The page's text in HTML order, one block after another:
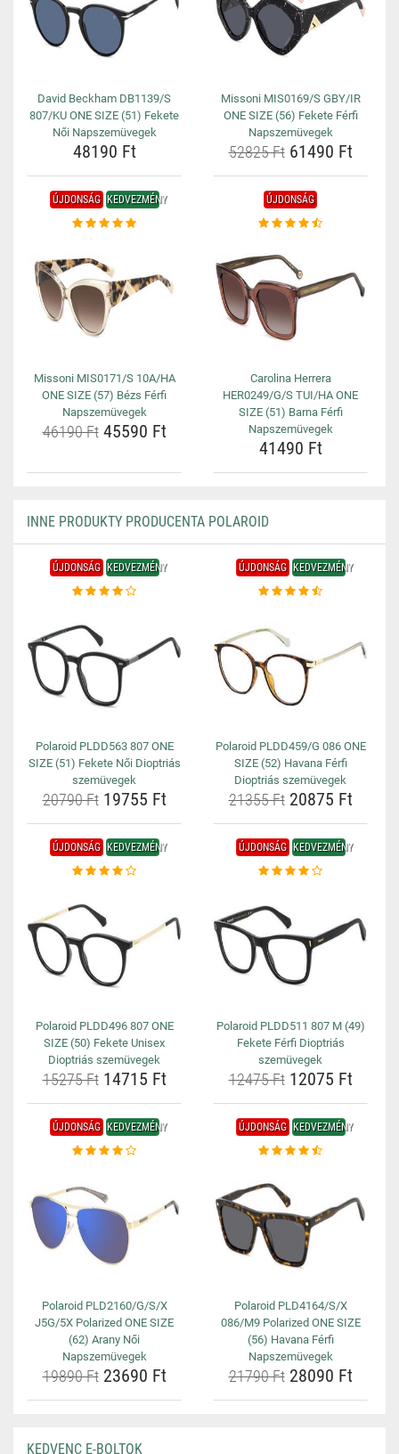
David Beckham DB1139/S
807/KU ONE SIZE (51) Fekete
Női Napszemüvegek
48190 Ft
Missoni MIS0169/S GBY/IR
ONE SIZE (56) Fekete Férfi
Napszemüvegek
52825 Ft61490 Ft
ÚJDONSÁG KEDVEZMÉNY
Missoni MIS0171/S 10A/HA
ONE SIZE (57) Bézs Férfi
Napszemüvegek
46190 Ft45590 Ft
ÚJDONSÁG
Carolina Herrera
HER0249/G/S TUI/HA ONE
SIZE (51) Barna Férfi
Napszemüvegek
41490 Ft
INNE PRODUKTY PRODUCENTA POLAROID
ÚJDONSÁG KEDVEZMÉNY
Polaroid PLDD563 807 ONE
SIZE (51) Fekete Női Dioptriás
szemüvegek
20790 Ft19755 Ft
ÚJDONSÁG KEDVEZMÉNY
Polaroid PLDD459/G 086 ONE
SIZE (52) Havana Férfi
Dioptriás szemüvegek
21355 Ft20875 Ft
ÚJDONSÁG KEDVEZMÉNY
Polaroid PLDD496 807 ONE
SIZE (50) Fekete Unisex
Dioptriás szemüvegek
15275 Ft14715 Ft
ÚJDONSÁG KEDVEZMÉNY
Polaroid PLDD511 807 M (49)
Fekete Férfi Dioptriás
szemüvegek
12475 Ft12075 Ft
ÚJDONSÁG KEDVEZMÉNY
Polaroid PLD2160/G/S/X
J5G/5X Polarized ONE SIZE
(62) Arany Női
Napszemüvegek
19890 Ft23690 Ft
ÚJDONSÁG KEDVEZMÉNY
Polaroid PLD4164/S/X
086/M9 Polarized ONE SIZE
(56) Havana Férfi
Napszemüvegek
21790 Ft28090 Ft
KEDVENC E-BOLTOK